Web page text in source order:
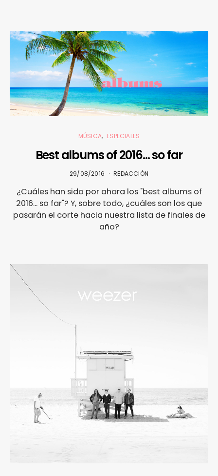
MÚSICA ESPECIALES
Best albums of 2016… so far
29/08/2016 REDACCIÓN
¿Cuáles han sido por ahora los "best albums of
2016... so far"? Y, sobre todo, ¿cuáles son los que
pasarán el corte hacia nuestra lista de finales de
año?